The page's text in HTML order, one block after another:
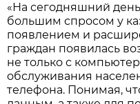
«На сегодняшний
большим спросом у
появлением и
граждан появилась
не только с
обслуживания
телефона. Понимая,